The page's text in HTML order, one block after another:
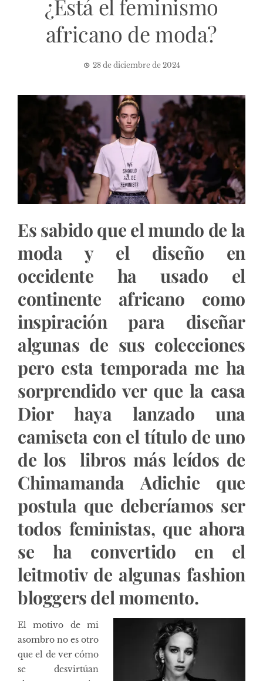
¿Está el feminismo
africano de moda?
28 de diciembre de 2024
Es sabido que el mundo de la
moda y el diseño en
occidente ha usado el
continente africano como
inspiración para diseñar
algunas de sus colecciones
pero esta temporada me ha
sorprendido ver que la casa
Dior haya lanzado una
camiseta con el título de uno
de los libros más leídos de
Chimamanda Adichie que
postula que deberíamos ser
todos feministas, que ahora
se ha convertido en el
leitmotiv de algunas fashion
bloggers del momento.
El motivo de mi
asombro no es otro
que el de ver cómo
se desvirtúan